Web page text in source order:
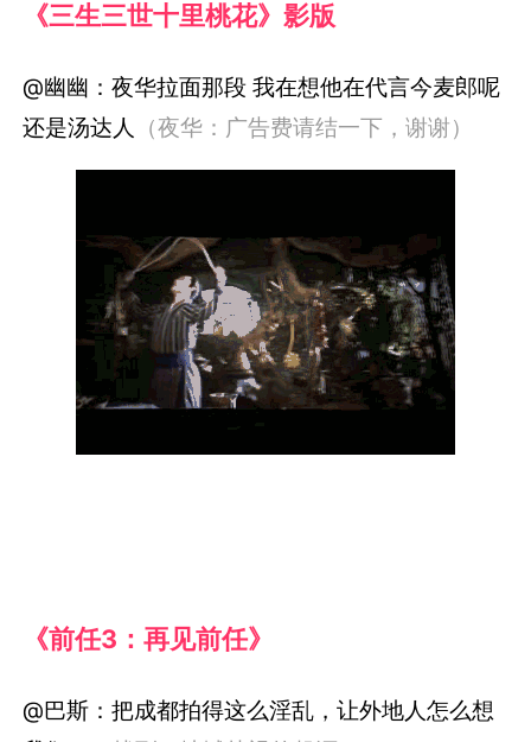
《三生三世十里桃花》影版
@幽幽：夜华拉面那段 我在想他在代言今麦郎呢
还是汤达人
（夜华：广告费请结一下，谢谢）
《前任3：再见前任》
@巴斯：把成都拍得这么淫乱，让外地人怎么想